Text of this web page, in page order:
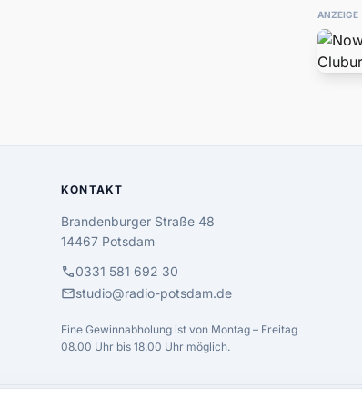
ANZEIGE
KONTAKT
Brandenburger Straße 48
14467 Potsdam
call0331 581 692 30
mailstudio@radio-potsdam.de
Eine Gewinnabholung ist von Montag – Freitag
08.00 Uhr bis 18.00 Uhr möglich.